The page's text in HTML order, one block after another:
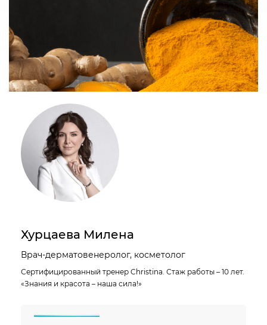
Хурцаева Милена
Врач-дерматовенеролог, косметолог
Сертифицированный тренер Christina. Стаж работы – 10 лет.
«Знания и красота – наша сила!»